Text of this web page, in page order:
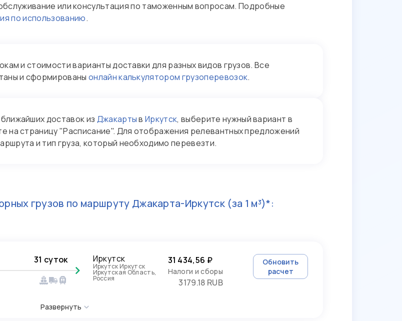
или консультация по таможенным вопросам. Подробные
по использованию.
и стоимости варианты доставки для разных видов грузов. Все
и сформированы онлайн калькулятором грузоперевозок.
доставок из ДжакартывИркутск, выберите нужный вариант в
на страницу "Расписание". Для отображения релевантных предложений
и тип груза, который необходимо перевезти.
грузов по маршруту Джакарта-Иркутск (за 1 м³)*:
31 суток Иркутск
Иркутск Иркутск
Иркутская Область,
Россия
31 434,56 ₽
Налоги и сборы
3179.18 RUB
Обновить
расчет
Развернуть